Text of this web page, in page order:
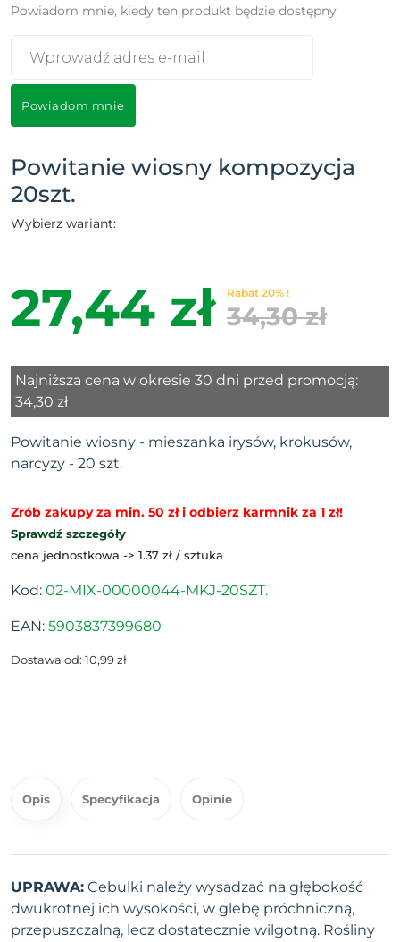
Powiadom mnie, kiedy ten produkt będzie dostępny
Powiadom mnie
Powitanie wiosny kompozycja
20szt.
Wybierz wariant:
27,44 zł Rabat 20% !
34,30 zł
Najniższa cena w okresie 30 dni przed promocją:
34,30 zł
Powitanie wiosny - mieszanka irysów, krokusów,
narcyzy - 20 szt.
Zrób zakupy za min. 50 zł i odbierz karmnik za 1 zł!
Sprawdź szczegóły
cena jednostkowa -> 1.37 zł / sztuka
Kod: 02-MIX-00000044-MKJ-20SZT.
EAN: 5903837399680
Dostawa od: 10,99 zł
Opis Specyfikacja Opinie
UPRAWA: Cebulki należy wysadzać na głębokość
dwukrotnej ich wysokości, w glebę próchniczną,
przepuszczalną, lecz dostatecznie wilgotną. Rośliny